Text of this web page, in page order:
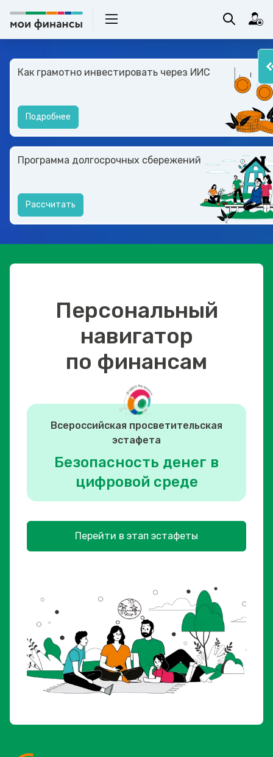
Как грамотно инвестировать через ИИС
Подробнее
Программа долгосрочных сбережений
Рассчитать
Персональный
навигатор
по финансам
Всероссийская просветительская
эстафета
Безопасность денег в
цифровой среде
Перейти в этап эстафеты